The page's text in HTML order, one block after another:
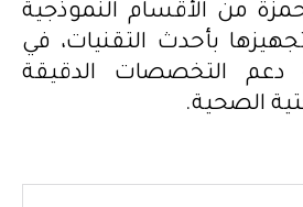
من الأقسام النموذجية
بأحدث التقنيات، في
دعم التخصصات الدقيقة
الصحية.